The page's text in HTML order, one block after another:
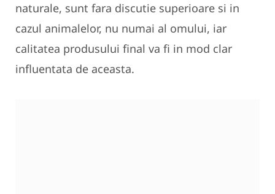
naturale, sunt fara discutie superioare si in
cazul animalelor, nu numai al omului, iar
calitatea produsului final va fi in mod clar
influentata de aceasta.